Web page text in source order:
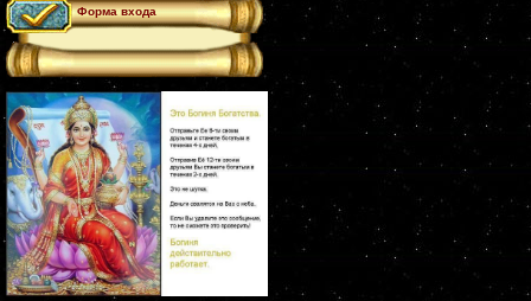
Форма входа